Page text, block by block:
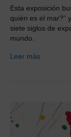
Esta exposición
quién es el mar?”
siete siglos de
mundo.
Leer más